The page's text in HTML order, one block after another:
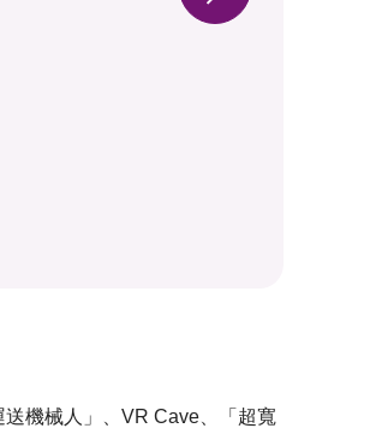
機械人」、VR Cave、「超寬